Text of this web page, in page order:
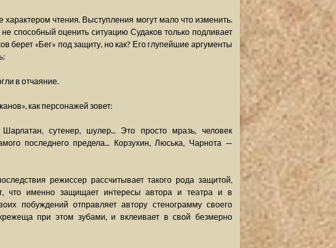
чтения. Выступления могут мало что изменить.
способный оценить ситуацию Судаков только подливает
берет «Бег» под защиту, но как? Его глупейшие аргументы
в отчаяние.
как персонажей зовет:
сутенер, шулер... Это просто мразь, человек
последнего предела... Корзухин, Люська, Чарнота —
режиссер рассчитывает такого рода защитой,
что именно защищает интересы автора и театра и в
побуждений отправляет автору стенограмму своего
при этом зубами, и вклеивает в свой безмерно